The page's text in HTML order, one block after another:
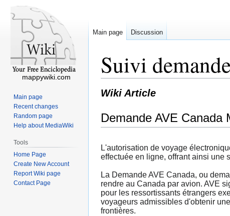
Suivi
Wiki Article
Demande AVE Canada
L'autorisation de voyage
effectuée en ligne, offrant ainsi une
La Demande AVE Canada, ou
rendre au Canada par avion. AVE
pour les ressortissants étrangers
voyageurs admissibles d'obtenir
frontières.
Main page Discussion
mappywiki.com
Main page
Recent changes
Random page
Help about MediaWiki
Tools
Home Page
Create New Account
Report Wiki page
Contact Page